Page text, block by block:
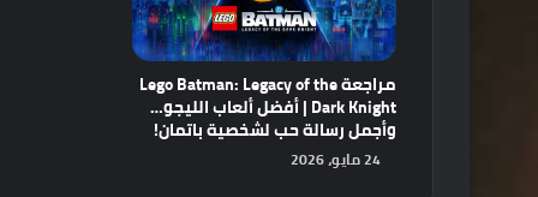
مراجعة Lego Batman: Legacy of the
Dark Knight | أفضل ألعاب الليجو…
وأجمل رسالة حب لشخصية باتمان!
24 مايو، 2026